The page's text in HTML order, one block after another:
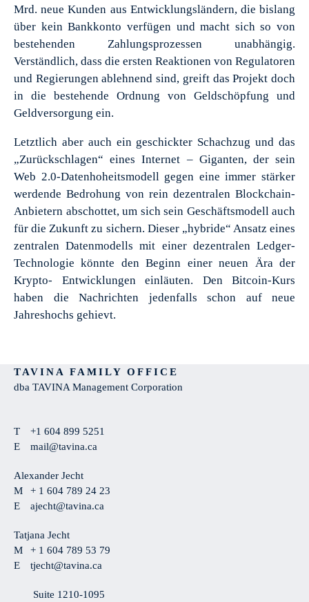
Mrd. neue Kunden aus Entwicklungsländern, die bislang
über kein Bankkonto verfügen und macht sich so von
bestehenden Zahlungsprozessen unabhängig.
Verständlich, dass die ersten Reaktionen von Regulatoren
und Regierungen ablehnend sind, greift das Projekt doch
in die bestehende Ordnung von Geldschöpfung und
Geldversorgung ein.
Letztlich aber auch ein geschickter Schachzug und das
„Zurückschlagen“ eines Internet – Giganten, der sein
Web 2.0-Datenhoheitsmodell gegen eine immer stärker
werdende Bedrohung von rein dezentralen Blockchain-
Anbietern abschottet, um sich sein Geschäftsmodell auch
für die Zukunft zu sichern. Dieser „hybride“ Ansatz eines
zentralen Datenmodells mit einer dezentralen Ledger-
Technologie könnte den Beginn einer neuen Ära der
Krypto- Entwicklungen einläuten. Den Bitcoin-Kurs
haben die Nachrichten jedenfalls schon auf neue
Jahreshochs gehievt.
TAVINA FAMILY OFFICE
dba TAVINA Management Corporation
T
+1 604 899 5251
E
mail@tavina.ca
Alexander Jecht
M
+ 1 604 789 24 23
E
ajecht@tavina.ca
Tatjana Jecht
M
+ 1 604 789 53 79
E
tjecht@tavina.ca
Suite 1210-1095